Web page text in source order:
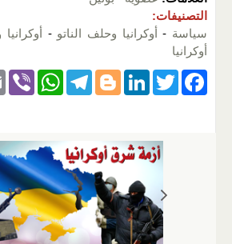
التصنيفات:
سياسة - أوكرانيا وحلف الناتو -
أوكرانيا
F
T
er
Li
e
dI
n
Bl
g
er
T
gr
a
m
W
s
A
p
p